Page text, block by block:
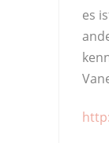
es